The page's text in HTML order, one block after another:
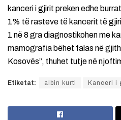
kanceri i gjirit preken edhe
1% të rasteve të kancerit të
1 në 8 gra diagnostikohen me
mamografia bëhet falas në
Kosovës”, thuhet tutje në
Etiketat: albin kurti Kanceri i